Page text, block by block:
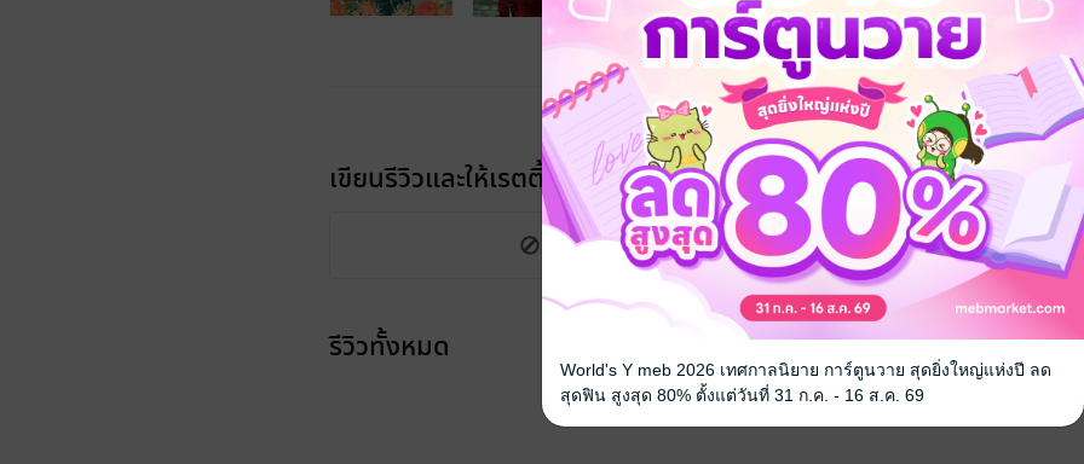
เขียนรีวิวและให้เรตติ้ง
หนังสือเล่มนี้เปิดให้แสดงความคิดเห็นได้เฉพาะผู้ที่มีหนังสือฉบับเต็มเท่
รีวิวทั้งหมด
World's Y meb 2026 เทศกาลนิยาย การ์ตูนวาย สุดยิ่งใหญ่แห่งปี ลด
สุดฟิน สูงสุด 80% ตั้งแต่วันที่ 31 ก.ค. - 16 ส.ค. 69